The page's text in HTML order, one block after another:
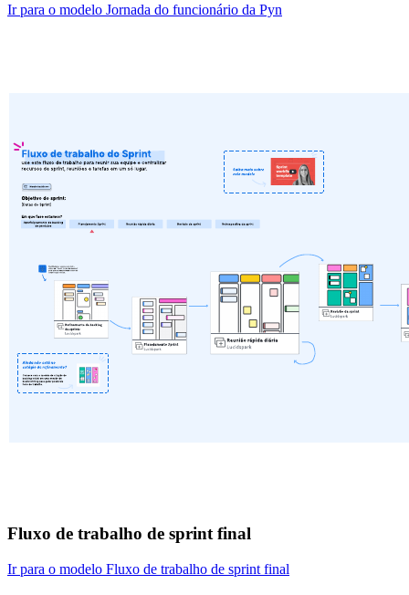
Ir para o modelo Jornada do funcionário da Pyn
Fluxo de trabalho de sprint final
Ir para o modelo Fluxo de trabalho de sprint final